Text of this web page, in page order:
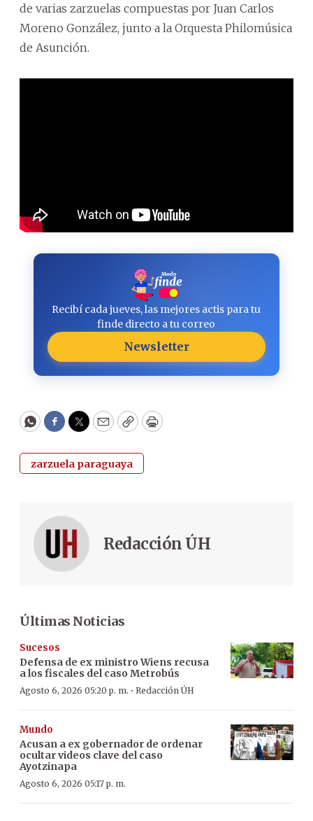
de varias zarzuelas compuestas por Juan Carlos
Moreno González, junto a la Orquesta Philomúsica
de Asunción.
Recibí cada jueves, las mejores actis para tu
finde directo a tu correo
Newsletter
WhatsApp
Facebook
Twitter
EmailCopyPrint
zarzuela paraguaya
Redacción ÚH
Últimas Noticias
Sucesos
Defensa de ex ministro Wiens recusa
a los fiscales del caso Metrobús
Agosto 6, 2026 05:20 p. m. · Redacción ÚH
Mundo
Acusan a ex gobernador de ordenar
ocultar videos clave del caso
Ayotzinapa
Agosto 6, 2026 05:17 p. m.